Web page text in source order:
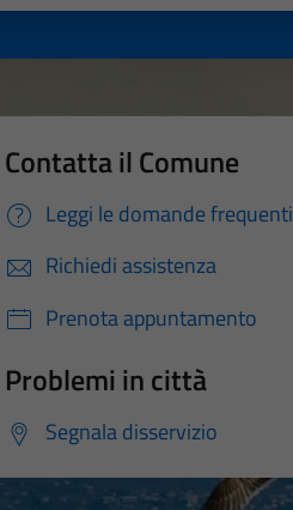
Contatta il Comune
Leggi le domande frequenti
Richiedi assistenza
Prenota appuntamento
Problemi in città
Segnala disservizio